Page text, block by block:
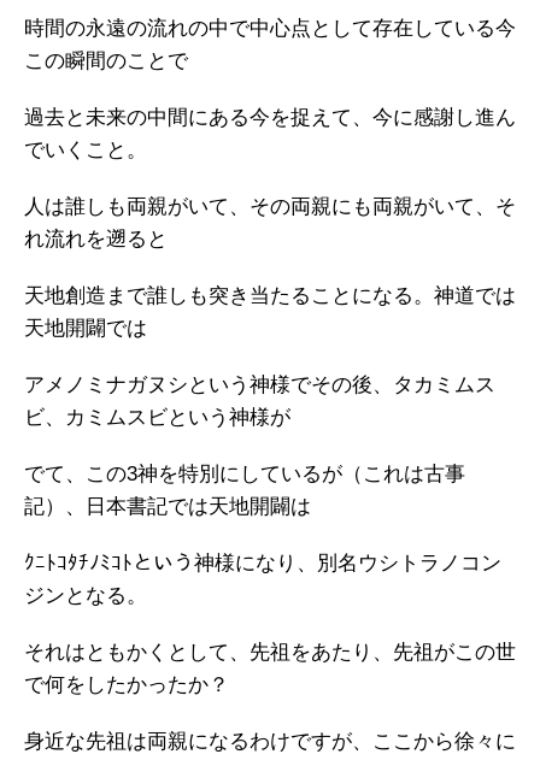
時間の永遠の流れの中で中心点として存在している今
この瞬間のことで
過去と未来の中間にある今を捉えて、今に感謝し進ん
でいくこと。
人は誰しも両親がいて、その両親にも両親がいて、そ
れ流れを遡ると
天地創造まで誰しも突き当たることになる。神道では
天地開闢では
アメノミナガヌシという神様でその後、タカミムス
ビ、カミムスビという神様が
でて、この3神を特別にしているが（これは古事
記）、日本書記では天地開闢は
ｸﾆﾄｺﾀﾁﾉﾐｺﾄという神様になり、別名ウシトラノコン
ジンとなる。
それはともかくとして、先祖をあたり、先祖がこの世
で何をしたかったか？
身近な先祖は両親になるわけですが、ここから徐々に